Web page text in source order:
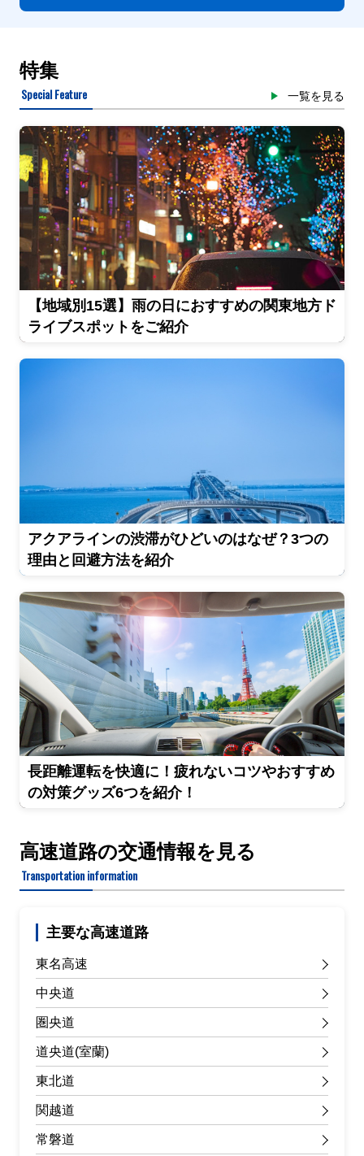
特集
Special Feature 一覧を見る
【地域別15選】雨の日におすすめの関東地方ド
ライブスポットをご紹介
アクアラインの渋滞がひどいのはなぜ？3つの
理由と回避方法を紹介
長距離運転を快適に！疲れないコツやおすすめ
の対策グッズ6つを紹介！
高速道路の交通情報を見る
Transportation information
主要な高速道路
東名高速
中央道
圏央道
道央道(室蘭)
東北道
関越道
常磐道